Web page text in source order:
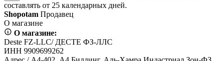
составлять от 25 календарных дней.
Shopotam Продавец
О магазине
О магазине:
Deste FZ-LLC/ ДЕСТЕ ФЗ-ЛЛС
ИНН 9909699262